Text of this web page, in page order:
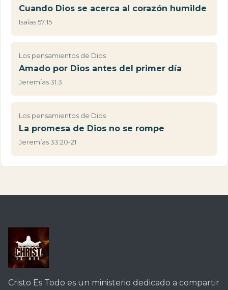
Cuando Dios se acerca al corazón humilde
Isaías 57:15
Los pensamientos de Dios
Amado por Dios antes del primer día
Jeremías 31:3
Los pensamientos de Dios
La promesa de Dios no se rompe
Jeremías 33:20-21
Cristo Es Todo es un ministerio dedicado a compartir